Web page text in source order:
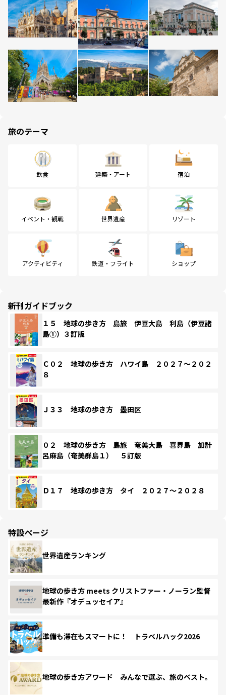
旅のテーマ
飲食 建築・アート 宿泊
イベント・観戦 世界遺産 リゾート
アクティビティ 鉄道・フライト ショップ
新刊ガイドブック
１５ 地球の歩き方 島旅 伊豆大島 利島（伊豆諸
島①）３訂版
Ｃ０２ 地球の歩き方 ハワイ島 ２０２７～２０２
８
Ｊ３３ 地球の歩き方 墨田区
０２ 地球の歩き方 島旅 奄美大島 喜界島 加計
呂麻島（奄美群島１） ５訂版
Ｄ１７ 地球の歩き方 タイ ２０２７～２０２８
特設ページ
世界遺産ランキング
地球の歩き方 meets クリストファー・ノーラン監督
最新作『オデュッセイア』
準備も滞在もスマートに！ トラベルハック2026
地球の歩き方アワード みんなで選ぶ、旅のベスト。